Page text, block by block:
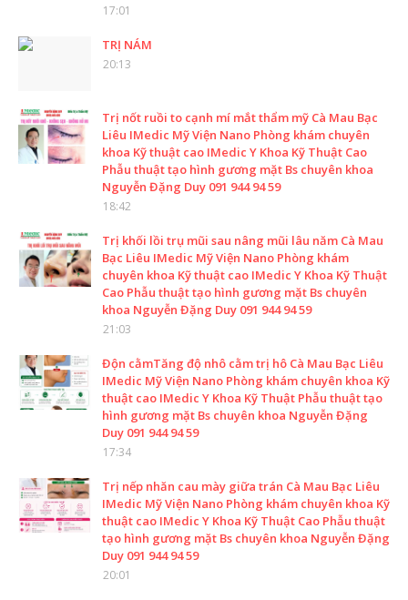
17:01
TRỊ NÁM
20:13
Trị nốt ruồi to cạnh mí mắt thẩm mỹ Cà Mau Bạc
Liêu IMedic Mỹ Viện Nano Phòng khám chuyên
khoa Kỹ thuật cao IMedic Y Khoa Kỹ Thuật Cao
Phẫu thuật tạo hình gương mặt Bs chuyên khoa
Nguyễn Đặng Duy 091 944 94 59
18:42
Trị khối lồi trụ mũi sau nâng mũi lâu năm Cà Mau
Bạc Liêu IMedic Mỹ Viện Nano Phòng khám
chuyên khoa Kỹ thuật cao IMedic Y Khoa Kỹ Thuật
Cao Phẫu thuật tạo hình gương mặt Bs chuyên
khoa Nguyễn Đặng Duy 091 944 94 59
21:03
Độn cằmTăng độ nhô cằm trị hô Cà Mau Bạc Liêu
IMedic Mỹ Viện Nano Phòng khám chuyên khoa Kỹ
thuật cao IMedic Y Khoa Kỹ Thuật Phẫu thuật tạo
hình gương mặt Bs chuyên khoa Nguyễn Đặng
Duy 091 944 94 59
17:34
Trị nếp nhăn cau mày giữa trán Cà Mau Bạc Liêu
IMedic Mỹ Viện Nano Phòng khám chuyên khoa Kỹ
thuật cao IMedic Y Khoa Kỹ Thuật Cao Phẫu thuật
tạo hình gương mặt Bs chuyên khoa Nguyễn Đặng
Duy 091 944 94 59
20:01